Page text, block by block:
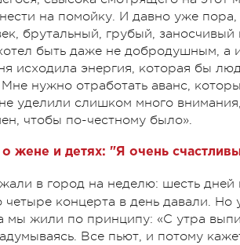
на помойку. И давно уже пора,
брутальный, грубый,
быть даже не добродушным, а
исходила энергия, которая бы
нужно отработать аванс,
уделили слишком много
чтобы по-честному было».
жене и детях: "Я очень
в город на неделю: шесть дней
концерта в день давали. Но
мы жили по принципу: «С утра
Все пьют, и потому